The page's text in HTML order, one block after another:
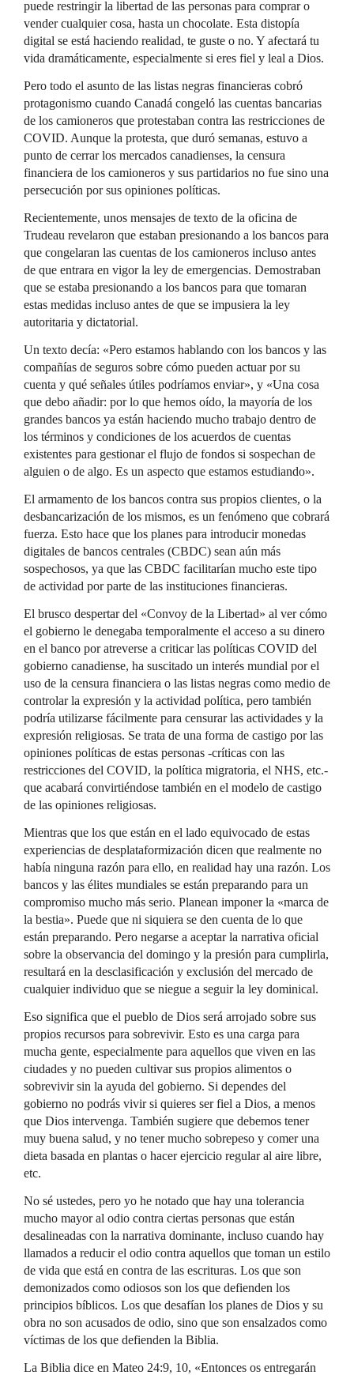
puede restringir la libertad de las personas para comprar o
vender cualquier cosa, hasta un chocolate. Esta distopía
digital se está haciendo realidad, te guste o no. Y afectará tu
vida dramáticamente, especialmente si eres fiel y leal a Dios.
Pero todo el asunto de las listas negras financieras cobró
protagonismo cuando Canadá congeló las cuentas bancarias
de los camioneros que protestaban contra las restricciones de
COVID. Aunque la protesta, que duró semanas, estuvo a
punto de cerrar los mercados canadienses, la censura
financiera de los camioneros y sus partidarios no fue sino una
persecución por sus opiniones políticas.
Recientemente, unos mensajes de texto de la oficina de
Trudeau revelaron que estaban presionando a los bancos para
que congelaran las cuentas de los camioneros incluso antes
de que entrara en vigor la ley de emergencias. Demostraban
que se estaba presionando a los bancos para que tomaran
estas medidas incluso antes de que se impusiera la ley
autoritaria y dictatorial.
Un texto decía: «Pero estamos hablando con los bancos y las
compañías de seguros sobre cómo pueden actuar por su
cuenta y qué señales útiles podríamos enviar», y «Una cosa
que debo añadir: por lo que hemos oído, la mayoría de los
grandes bancos ya están haciendo mucho trabajo dentro de
los términos y condiciones de los acuerdos de cuentas
existentes para gestionar el flujo de fondos si sospechan de
alguien o de algo. Es un aspecto que estamos estudiando».
El armamento de los bancos contra sus propios clientes, o la
desbancarización de los mismos, es un fenómeno que cobrará
fuerza. Esto hace que los planes para introducir monedas
digitales de bancos centrales (CBDC) sean aún más
sospechosos, ya que las CBDC facilitarían mucho este tipo
de actividad por parte de las instituciones financieras.
El brusco despertar del «Convoy de la Libertad» al ver cómo
el gobierno le denegaba temporalmente el acceso a su dinero
en el banco por atreverse a criticar las políticas COVID del
gobierno canadiense, ha suscitado un interés mundial por el
uso de la censura financiera o las listas negras como medio de
controlar la expresión y la actividad política, pero también
podría utilizarse fácilmente para censurar las actividades y la
expresión religiosas. Se trata de una forma de castigo por las
opiniones políticas de estas personas -críticas con las
restricciones del COVID, la política migratoria, el NHS, etc.-
que acabará convirtiéndose también en el modelo de castigo
de las opiniones religiosas.
Mientras que los que están en el lado equivocado de estas
experiencias de desplataformización dicen que realmente no
había ninguna razón para ello, en realidad hay una razón. Los
bancos y las élites mundiales se están preparando para un
compromiso mucho más serio. Planean imponer la «marca de
la bestia». Puede que ni siquiera se den cuenta de lo que
están preparando. Pero negarse a aceptar la narrativa oficial
sobre la observancia del domingo y la presión para cumplirla,
resultará en la desclasificación y exclusión del mercado de
cualquier individuo que se niegue a seguir la ley dominical.
Eso significa que el pueblo de Dios será arrojado sobre sus
propios recursos para sobrevivir. Esto es una carga para
mucha gente, especialmente para aquellos que viven en las
ciudades y no pueden cultivar sus propios alimentos o
sobrevivir sin la ayuda del gobierno. Si dependes del
gobierno no podrás vivir si quieres ser fiel a Dios, a menos
que Dios intervenga. También sugiere que debemos tener
muy buena salud, y no tener mucho sobrepeso y comer una
dieta basada en plantas o hacer ejercicio regular al aire libre,
etc.
No sé ustedes, pero yo he notado que hay una tolerancia
mucho mayor al odio contra ciertas personas que están
desalineadas con la narrativa dominante, incluso cuando hay
llamados a reducir el odio contra aquellos que toman un estilo
de vida que está en contra de las escrituras. Los que son
demonizados como odiosos son los que defienden los
principios bíblicos. Los que desafían los planes de Dios y su
obra no son acusados de odio, sino que son ensalzados como
víctimas de los que defienden la Biblia.
La Biblia dice en Mateo 24:9, 10, «Entonces os entregarán